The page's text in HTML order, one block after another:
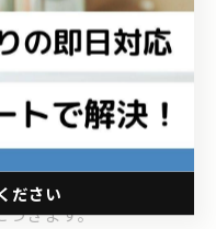
とも重なることがあ
場合には水漏れの可能
、応急処置グッズや
、専門家の診断を受け
ら記録をつけること
つきます。
ださい